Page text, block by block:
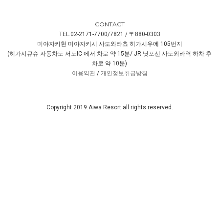
CONTACT
TEL.02-2171-7700/7821 / 〒880-0303
미야자키현 미야자키시 사도와라쵸 히가시우에 105번지
(히가시큐슈 자동차도 서도IC 에서 차로 약 15분/ JR 닛포선 사도와라역 하차 후
차로 약 10분)
이용약관/ 개인정보취급방침
Copyright 2019.Aiwa Resort all rights reserved.